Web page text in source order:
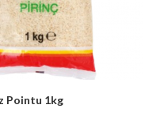
Pointu 1kg
Ajouter au panier